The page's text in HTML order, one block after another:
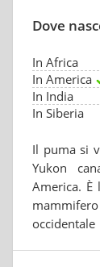
Dove
In Africa
In America
In India
In Siberia
Il puma si
Yukon
America. È
occidentale